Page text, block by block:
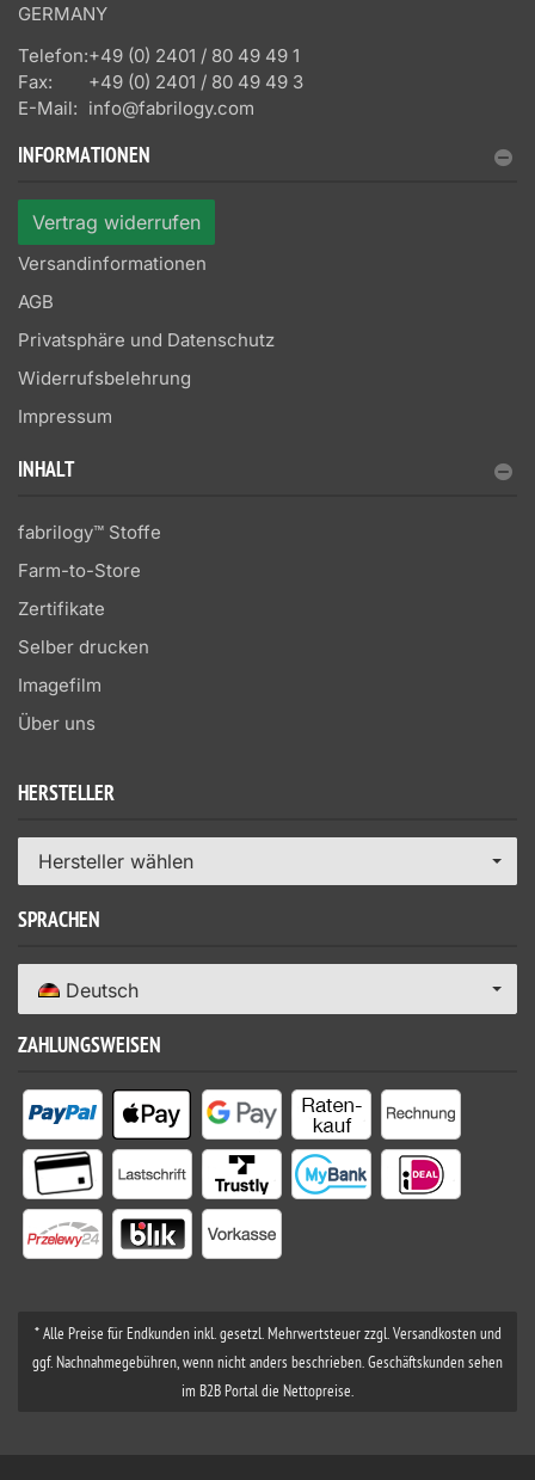
GERMANY
Telefon:+49 (0) 2401 / 80 49 49 1
Fax:
+49 (0) 2401 / 80 49 49 3
E-Mail: info@fabrilogy.com
INFORMATIONEN
Vertrag widerrufen
Versandinformationen
AGB
Privatsphäre und Datenschutz
Widerrufsbelehrung
Impressum
INHALT
fabrilogy™ Stoffe
Farm-to-Store
Zertifikate
Selber drucken
Imagefilm
Über uns
HERSTELLER
Hersteller wählen
SPRACHEN
Deutsch
ZAHLUNGSWEISEN
* Alle Preise für Endkunden inkl. gesetzl. Mehrwertsteuer zzgl. Versandkosten und
ggf. Nachnahmegebühren, wenn nicht anders beschrieben. Geschäftskunden sehen
im B2B Portal die Nettopreise.